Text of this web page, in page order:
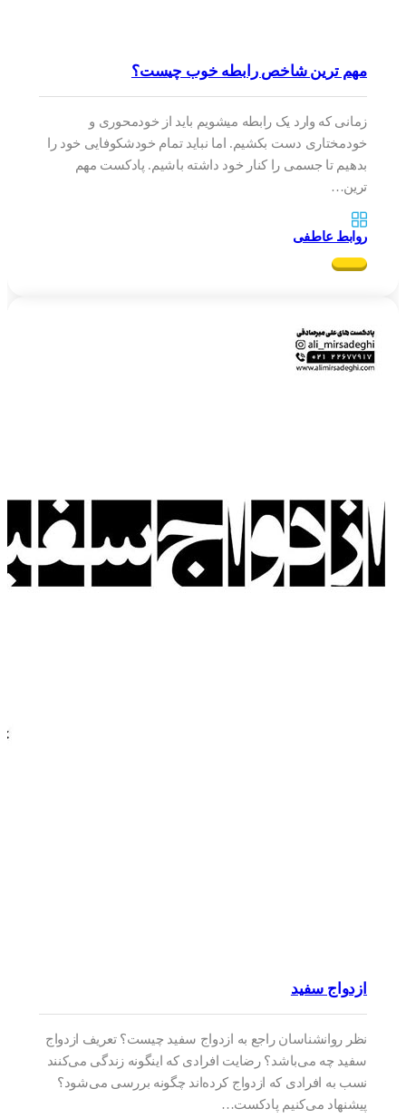
مهم ترین شاخص رابطه خوب چیست؟
زمانی که وارد یک رابطه میشویم باید از خودمحوری و
خودمختاری دست بکشیم. اما نباید تمام خودشکوفایی خود را
بدهیم تا جسمی را کنار خود داشته باشیم. پادکست مهم
ترین…
روابط عاطفی
ازدواج سفید
نظر روانشناسان راجع به ازدواج سفید چیست؟ تعریف ازدواج
سفید چه می‌باشد؟ رضایت افرادی که اینگونه زندگی می‌کنند
نسب به افرادی که ازدواج کرده‌اند چگونه بررسی می‌شود؟
پیشنهاد می‌کنیم پادکست…